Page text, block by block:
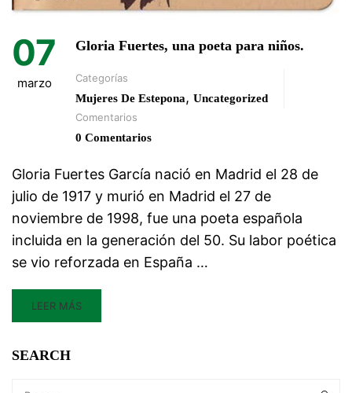
07
marzo
Gloria Fuertes, una poeta para niños.
Categorías
Mujeres De Estepona, Uncategorized
Comentarios
0 Comentarios
Gloria Fuertes García nació en Madrid el 28 de
julio de 1917 y murió en Madrid el 27 de
noviembre de 1998, fue una poeta española
incluida en la generación del 50. Su labor poética
se vio reforzada en España …
LEER MÁS
SEARCH